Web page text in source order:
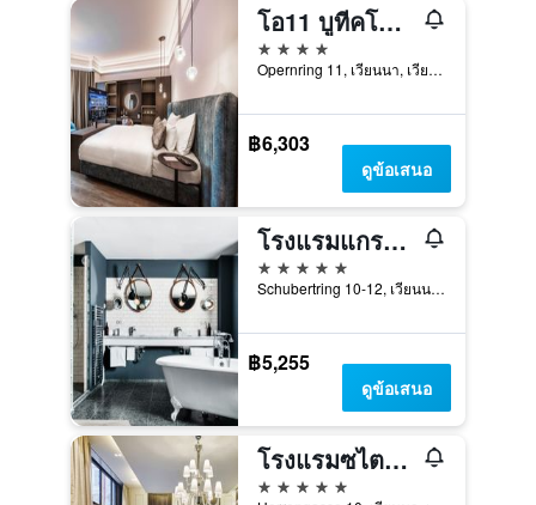
โอ11 บูทีคโฮเทล เวียนนา
4 ดาว
Opernring 11, เวียนนา, เวียนนา, ออสเตรีย
฿6,303
ดูข้อเสนอ
โรงแรมแกรนด์ เฟอร์ดินานด์ เวียนนา
5 ดาว
Schubertring 10-12, เวียนนา, เวียนนา, ออสเตรีย
฿5,255
ดูข้อเสนอ
โรงแรมซไตเกินแบร์เกอร์ แฮร์เรนโฮฟ
5 ดาว